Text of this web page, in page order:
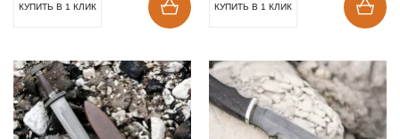
КУПИТЬ В 1 КЛИК КУПИТЬ В 1 КЛИК